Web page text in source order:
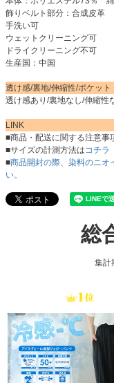
飾りベルト部分：合成皮革
手洗い可
ウェットクリーニング可
ドライクリーニング不可
生産国：中国
透け感/裏地/伸縮性/ポケット
透け感あり/裏地なし/伸縮性
LINK
■商品・配送に関する注意事
■サイズの計測方法は コチラ
■商品開封の際、染料のニオ
い。
総
集計